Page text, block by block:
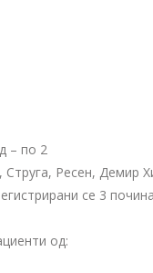
– по 2
Ресен, Демир
се 3
од: